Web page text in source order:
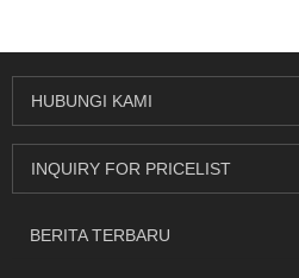
HUBUNGI KAMI
INQUIRY FOR PRICELIST
BERITA TERBARU